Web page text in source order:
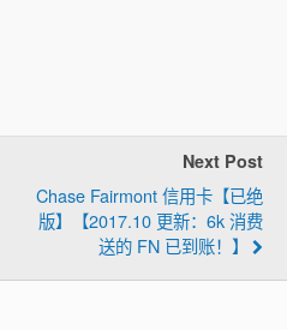
Next Post
Chase Fairmont 信用卡【已绝
版】【2017.10 更新：6k 消费
送的 FN 已到账！】